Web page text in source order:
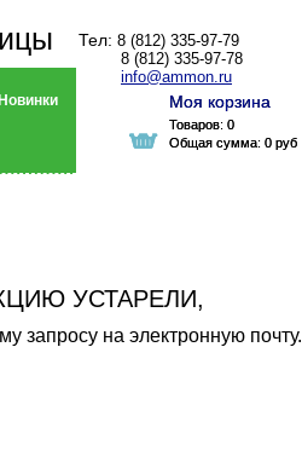
Тел: 8 (812) 335-97-79
8 (812) 335-97-78
info@ammon.ru
Моя корзина
Товаров: 0
Общая сумма: 0 руб
Новинки Моя корзина
Товаров: 0
Общая сумма: 0 руб
УСТАРЕЛИ,
запросу на электронную почту.